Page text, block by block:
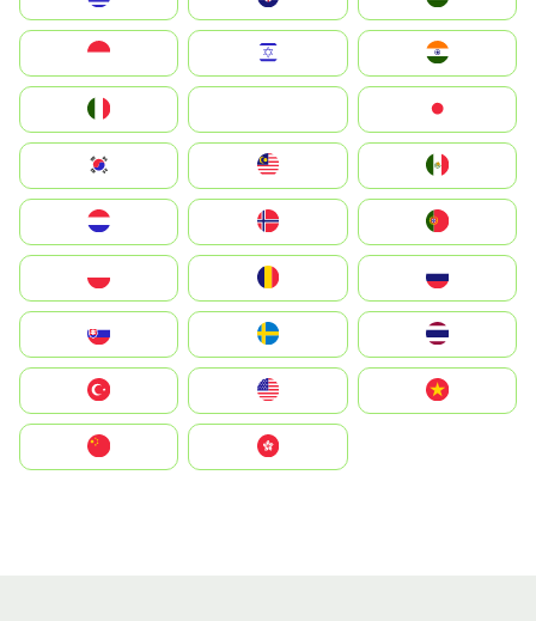
South Korea
United States
中國香港特別行政區